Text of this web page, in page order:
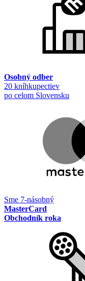
Osobný odber
20 kníhkupectiev
po celom Slovensku
Sme 7-násobný
MasterCard
Obchodník roka